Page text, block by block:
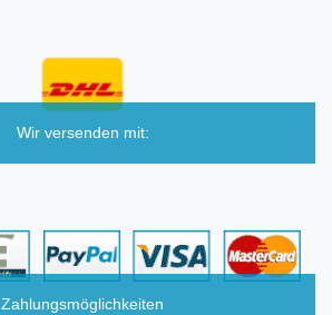
Wir versenden mit:
Zahlungsmöglichkeiten